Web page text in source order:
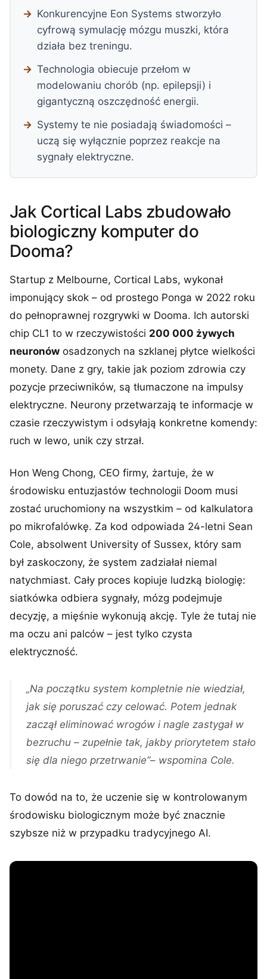
Konkurencyjne Eon Systems stworzyło
cyfrową symulację mózgu muszki, która
działa bez treningu.
Technologia obiecuje przełom w
modelowaniu chorób (np. epilepsji) i
gigantyczną oszczędność energii.
Systemy te nie posiadają świadomości –
uczą się wyłącznie poprzez reakcje na
sygnały elektryczne.
Jak Cortical Labs zbudowało
biologiczny komputer do
Dooma?
Startup z Melbourne, Cortical Labs, wykonał
imponujący skok – od prostego Ponga w 2022 roku
do pełnoprawnej rozgrywki w Dooma. Ich autorski
chip CL1 to w rzeczywistości 200 000 żywych
neuronów osadzonych na szklanej płytce wielkości
monety. Dane z gry, takie jak poziom zdrowia czy
pozycje przeciwników, są tłumaczone na impulsy
elektryczne. Neurony przetwarzają te informacje w
czasie rzeczywistym i odsyłają konkretne komendy:
ruch w lewo, unik czy strzał.
Hon Weng Chong, CEO firmy, żartuje, że w
środowisku entuzjastów technologii Doom musi
zostać uruchomiony na wszystkim – od kalkulatora
po mikrofalówkę. Za kod odpowiada 24-letni Sean
Cole, absolwent University of Sussex, który sam
był zaskoczony, że system zadziałał niemal
natychmiast. Cały proces kopiuje ludzką biologię:
siatkówka odbiera sygnały, mózg podejmuje
decyzję, a mięśnie wykonują akcję. Tyle że tutaj nie
ma oczu ani palców – jest tylko czysta
elektryczność.
„Na początku system kompletnie nie wiedział,
jak się poruszać czy celować. Potem jednak
zaczął eliminować wrogów i nagle zastygał w
bezruchu – zupełnie tak, jakby priorytetem stało
się dla niego przetrwanie”– wspomina Cole.
To dowód na to, że uczenie się w kontrolowanym
środowisku biologicznym może być znacznie
szybsze niż w przypadku tradycyjnego AI.